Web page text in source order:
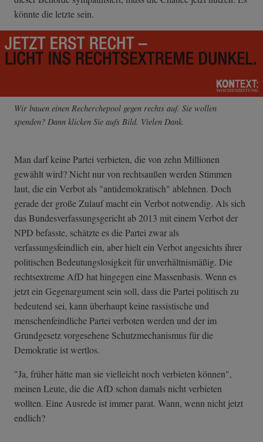
könnte die letzte sein.
Wir bauen einen Recherchepool gegen rechts auf. Sie wollen
spenden? Dann klicken Sie aufs Bild. Vielen Dank.
Man darf keine Partei verbieten, die von zehn Millionen
gewählt wird? Nicht nur von rechtsaußen werden Stimmen
laut, die ein Verbot als "antidemokratisch" ablehnen. Doch
gerade der große Zulauf macht ein Verbot notwendig. Als sich
das Bundesverfassungsgericht ab 2013 mit einem Verbot der
NPD befasste, schätzte es die Partei zwar als
verfassungsfeindlich ein, aber hielt ein Verbot angesichts ihrer
politischen Bedeutungslosigkeit für unverhältnismäßig. Die
rechtsextreme AfD hat hingegen eine Massenbasis. Wenn es
jetzt ein Gegenargument sein soll, dass die Partei politisch zu
bedeutend sei, kann überhaupt keine rassistische und
menschenfeindliche Partei verboten werden und der im
Grundgesetz vorgesehene Schutzmechanismus für die
Demokratie ist wertlos.
"Ja, früher hätte man sie vielleicht noch verbieten können",
meinen Leute, die die AfD schon damals nicht verbieten
wollten. Eine Ausrede ist immer parat. Wann, wenn nicht jetzt
endlich?